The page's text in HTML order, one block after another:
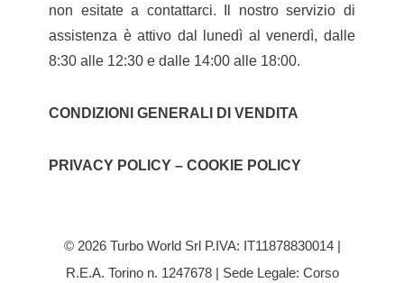
non esitate a contattarci. Il nostro servizio di
assistenza è attivo dal lunedì al venerdì, dalle
8:30 alle 12:30 e dalle 14:00 alle 18:00.
CONDIZIONI GENERALI DI VENDITA
PRIVACY POLICY – COOKIE POLICY
© 2026 Turbo World Srl P.IVA: IT11878830014 |
R.E.A. Torino n. 1247678 | Sede Legale: Corso